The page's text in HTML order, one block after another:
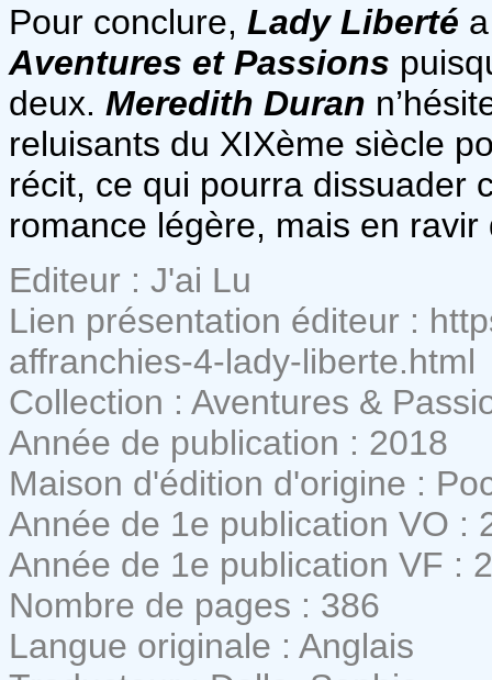
Pour conclure, Lady Liberté
Aventures et Passions
deux. Meredith Duran
reluisants du XIXème siècle
récit, ce qui pourra dissuader
romance légère, mais en ravir
Editeur : J'ai Lu
Lien présentation éditeur :
affranchies-4-lady-liberte.html
Collection : Aventures &
Année de publication : 2018
Maison d'édition d'origine :
Année de 1e publication VO :
Année de 1e publication VF :
Nombre de pages : 386
Langue originale : Anglais